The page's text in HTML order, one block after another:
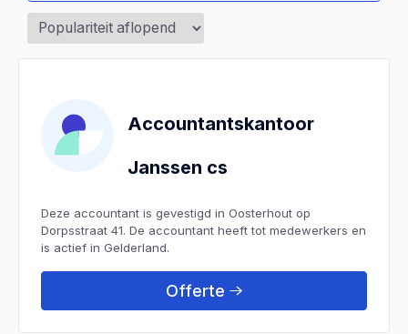
Accountantskantoor
Janssen cs
Deze accountant is gevestigd in Oosterhout op
Dorpsstraat 41. De accountant heeft tot medewerkers en
is actief in Gelderland.
Offerte